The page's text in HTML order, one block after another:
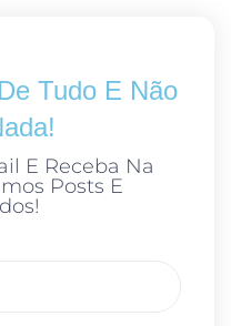
Tudo E Não
E Receba Na
Posts E